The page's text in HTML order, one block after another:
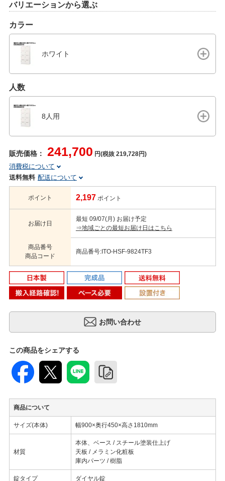
バリエーションから選ぶ
カラー
ホワイト
人数
8人用
販売価格： 241,700 円(税抜 219,728円)
消費税について
送料無料 配送について
ポイント 2,197 ポイント
お届け日
最短 09/07(月) お届け予定
⇒地域ごとの最短お届け日はこちら
商品番号
商品コード
商品番号:ITO-HSF-9824TF3
この商品をシェアする
商品について
サイズ(本体) 幅900×奥行450×高さ1810mm
材質
本体、ベース / スチール塗装仕上げ
天板 / メラミン化粧板
庫内パーツ / 樹脂
錠タイプ ダイヤル錠